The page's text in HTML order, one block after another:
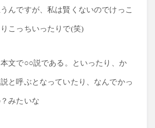
んですが、私は賢くないのでけっこ
こっちいったりで(笑)
文で○○説である。といったり、か
と呼ぶとなっていたり、なんでかっ
みたいな